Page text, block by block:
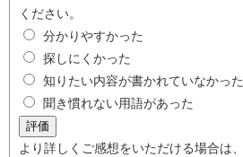
ください。
分かりやすかった
探しにくかった
知りたい内容が書かれていなかった
聞き慣れない用語があった
より詳しくご感想をいただける場合は、